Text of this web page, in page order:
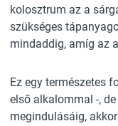
kolosztrum az a
szükséges
mindaddig, amíg az
Ez egy természetes
első alkalommal -,
megindulásáig,